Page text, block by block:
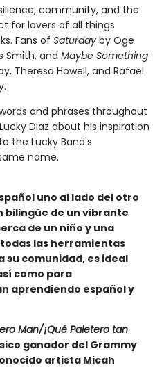
community, and the
for lovers of all things
Fans of Saturday by Oge
Smith, and Maybe Something
Theresa Howell, and Rafael
and phrases throughout
Diaz about his inspiration
the Lucky Band's
name.
uno al lado del otro
bilingüe de un vibrante
de un niño y una
las herramientas
su comunidad, es ideal
como para
aprendiendo español y
Man/¡Qué Paletero tan
ganador del Grammy
artista Micah